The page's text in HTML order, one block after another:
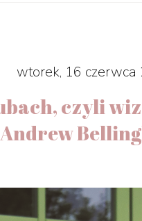
wtorek, 16 czerwca
czyli
Andrew